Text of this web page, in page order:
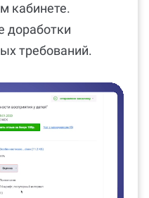
кабинете.
доработки
требований.